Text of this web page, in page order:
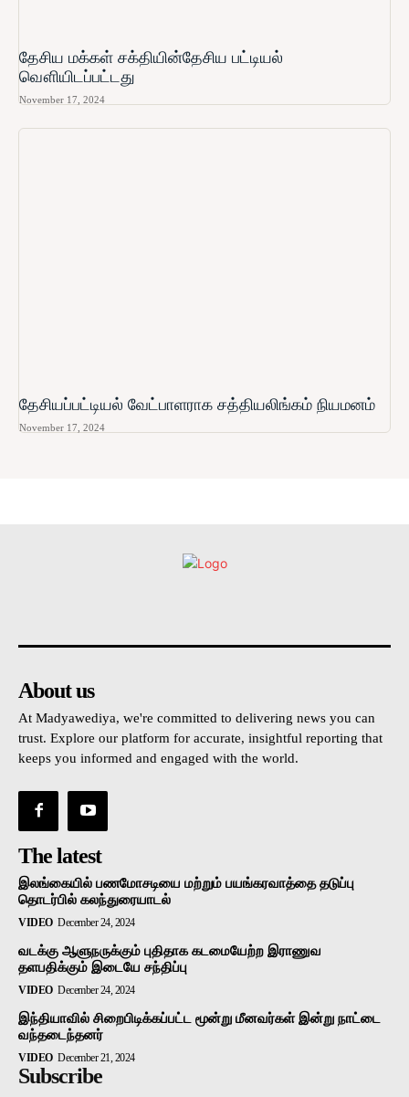
தேசிய மக்கள் சக்தியின்தேசிய பட்டியல்
வௌியிடப்பட்டது
November 17, 2024
தேசியப்பட்டியல் வேட்பாளராக சத்தியலிங்கம் நியமனம்
November 17, 2024
About us
At Madyawediya, we're committed to delivering news you can
trust. Explore our platform for accurate, insightful reporting that
keeps you informed and engaged with the world.
The latest
இலங்கையில் பணமோசடியை மற்றும் பயங்கரவாத்தை தடுப்பு
தொடர்பில் கலந்துரையாடல்
VIDEO December 24, 2024
வடக்கு ஆளுநருக்கும் புதிதாக கடமையேற்ற இராணுவ
தளபதிக்கும் இடையே சந்திப்பு
VIDEO December 24, 2024
இந்தியாவில் சிறைபிடிக்கப்பட்ட மூன்று மீனவர்கள் இன்று நாட்டை
வந்தடைந்தனர்
VIDEO December 21, 2024
Subscribe